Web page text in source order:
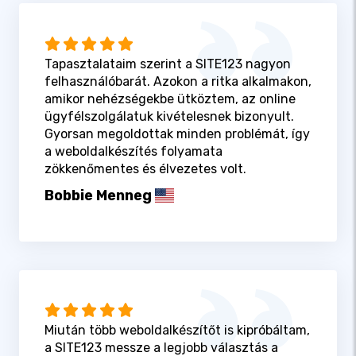
Tapasztalataim szerint a SITE123 nagyon
felhasználóbarát. Azokon a ritka alkalmakon,
amikor nehézségekbe ütköztem, az online
ügyfélszolgálatuk kivételesnek bizonyult.
Gyorsan megoldottak minden problémát, így
a weboldalkészítés folyamata
zökkenőmentes és élvezetes volt.
Bobbie Menneg
Miután több weboldalkészítőt is kipróbáltam,
a SITE123 messze a legjobb választás a